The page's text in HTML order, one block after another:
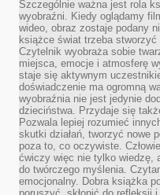
Szczególnie ważna jest rola
wyobraźni. Kiedy oglądamy
wideo, obraz zostaje podany
książce świat trzeba stworzyć
Czytelnik wyobraża sobie
miejsca, emocje i atmosferę
staje się aktywnym
doświadczenie ma ogromną
wyobraźnia nie jest jedynie
dzieciństwa. Przydaje się
Pozwala lepiej rozumieć
skutki działań, tworzyć nowe
poza to, co oczywiste.
ćwiczy więc nie tylko wiedzę,
do twórczego myślenia.
emocjonalny. Dobra książka